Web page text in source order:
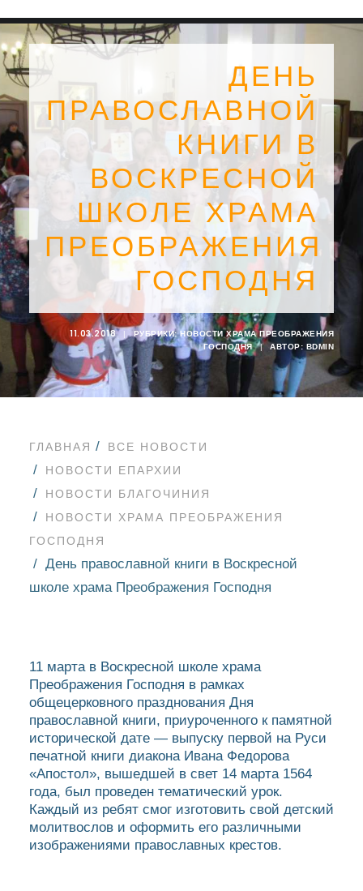
ДЕНЬ
ПРАВОСЛАВНОЙ
КНИГИ В
ВОСКРЕСНОЙ
ШКОЛЕ ХРАМА
ПРЕОБРАЖЕНИЯ
ГОСПОДНЯ
11.03.2018 | РУБРИКИ:НОВОСТИ ХРАМА ПРЕОБРАЖЕНИЯ
ГОСПОДНЯ
| АВТОР: BDMIN
ГЛАВНАЯ
ВСЕ НОВОСТИ
НОВОСТИ ЕПАРХИИ
НОВОСТИ БЛАГОЧИНИЯ
НОВОСТИ ХРАМА ПРЕОБРАЖЕНИЯ
ГОСПОДНЯ
День православной книги в Воскресной
школе храма Преображения Господня
11 марта в Воскресной школе храма
Преображения Господня в рамках
общецерковного празднования Дня
православной книги, приуроченного к памятной
исторической дате — выпуску первой на Руси
печатной книги диакона Ивана Федорова
«Апостол», вышедшей в свет 14 марта 1564
года, был проведен тематический урок.
Каждый из ребят смог изготовить свой детский
молитвослов и оформить его различными
изображениями православных крестов.